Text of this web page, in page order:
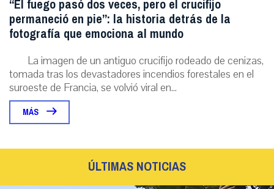
“El fuego pasó dos veces, pero el crucifijo
permaneció en pie”: la historia detrás de la
fotografía que emociona al mundo
La imagen de un antiguo crucifijo rodeado de cenizas,
tomada tras los devastadores incendios forestales en el
suroeste de Francia, se volvió viral en...
MÁS
ÚLTIMAS NOTICIAS